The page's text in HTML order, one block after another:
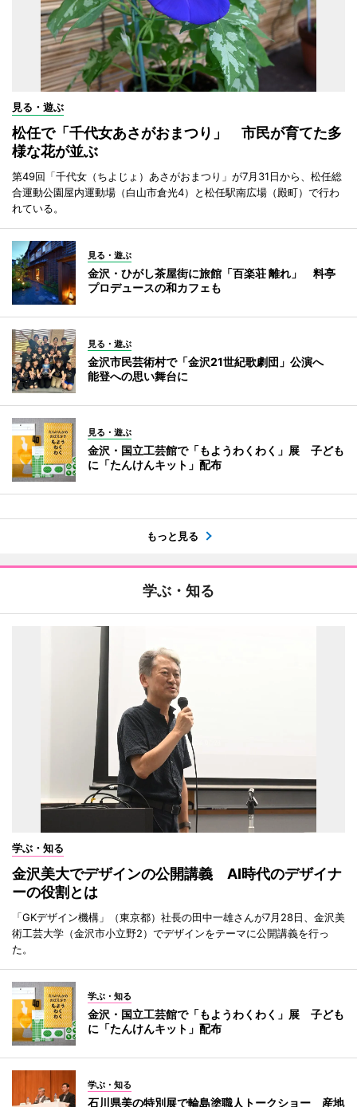
見る・遊ぶ
松任で「千代女あさがおまつり」 市民が育てた多
様な花が並ぶ
第49回「千代女（ちよじょ）あさがおまつり」が7月31日から、松任総
合運動公園屋内運動場（白山市倉光4）と松任駅南広場（殿町）で行わ
れている。
見る・遊ぶ
金沢・ひがし茶屋街に旅館「百楽荘 離れ」 料亭
プロデュースの和カフェも
見る・遊ぶ
金沢市民芸術村で「金沢21世紀歌劇団」公演へ
能登への思い舞台に
見る・遊ぶ
金沢・国立工芸館で「もようわくわく」展 子ども
に「たんけんキット」配布
もっと見る
学ぶ・知る
学ぶ・知る
金沢美大でデザインの公開講義 AI時代のデザイナ
ーの役割とは
「GKデザイン機構」（東京都）社長の田中一雄さんが7月28日、金沢美
術工芸大学（金沢市小立野2）でデザインをテーマに公開講義を行っ
た。
学ぶ・知る
金沢・国立工芸館で「もようわくわく」展 子ども
に「たんけんキット」配布
学ぶ・知る
石川県美の特別展で輪島塗職人トークショー 産地